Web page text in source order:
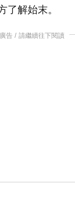
了解始末。
廣告 / 請繼續往下閱讀